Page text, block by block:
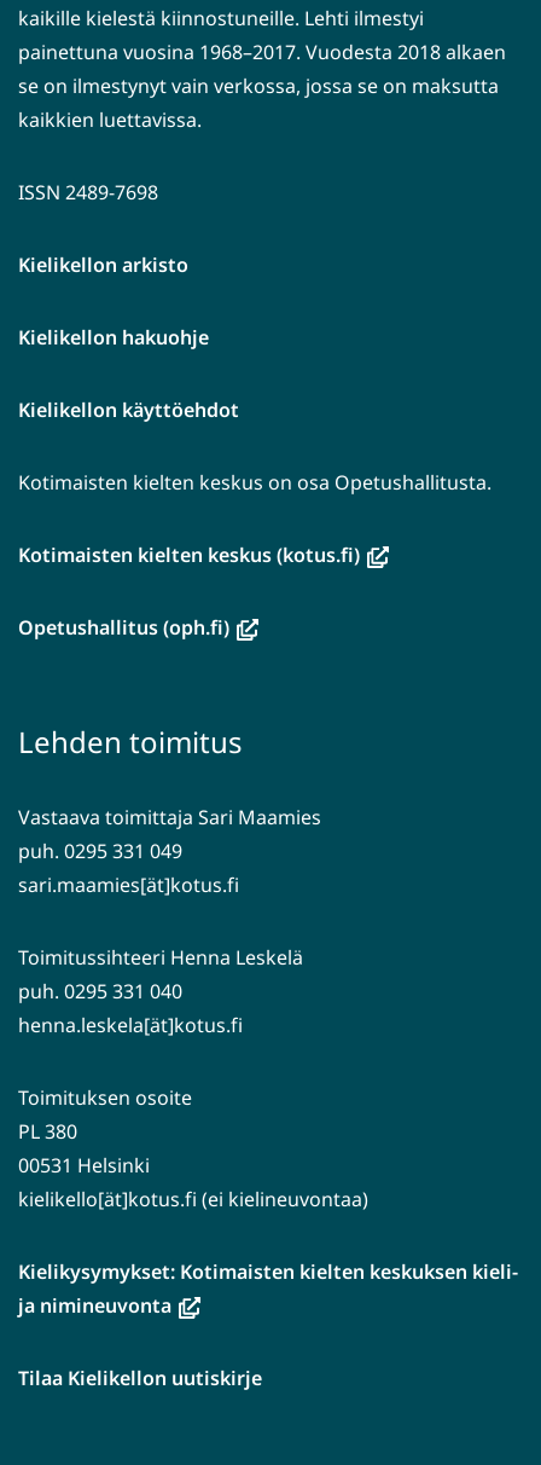
kaikille kielestä kiinnostuneille. Lehti ilmestyi
painettuna vuosina 1968–2017. Vuodesta 2018 alkaen
se on ilmestynyt vain verkossa, jossa se on maksutta
kaikkien luettavissa.
ISSN 2489-7698
Kielikellon arkisto
Kielikellon hakuohje
Kielikellon käyttöehdot
Kotimaisten kielten keskus on osa Opetushallitusta.
Kotimaisten kielten keskus (kotus.fi)(avautuu
Opetushallitus (oph.fi)(avautuu
toiseen
Lehden toimitus
Vastaava toimittaja Sari Maamies
puh. 0295 331 049
sari.maamies[ät]kotus.fi
Toimitussihteeri Henna Leskelä
puh. 0295 331 040
henna.leskela[ät]kotus.fi
Toimituksen osoite
PL 380
00531 Helsinki
kielikello[ät]kotus.fi (ei kielineuvontaa)
Kielikysymykset: Kotimaisten kielten keskuksen kieli-
ja nimineuvonta(avautuu
ikkunaan,
Tilaa Kielikellon uutiskirje